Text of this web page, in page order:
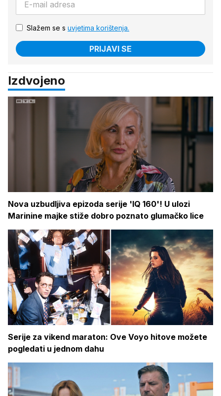
Slažem se s uvjetima korištenja.
PRIJAVI SE
Izdvojeno
Nova uzbudljiva epizoda serije 'IQ 160'! U ulozi
Marinine majke stiže dobro poznato glumačko lice
Serije za vikend maraton: Ove Voyo hitove možete
pogledati u jednom dahu